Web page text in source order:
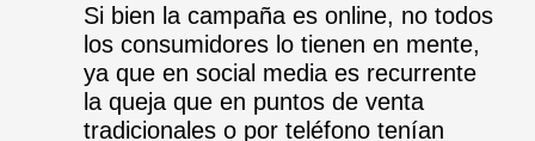
Si bien la campaña es online, no todos
los consumidores lo tienen en mente,
ya que en social media es recurrente
la queja que en puntos de venta
tradicionales o por teléfono tenían